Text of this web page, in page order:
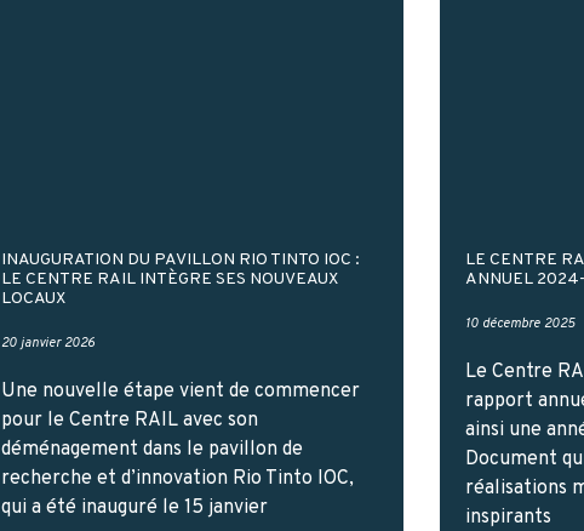
INAUGURATION DU PAVILLON RIO TINTO IOC :
LE CENTRE RAIL INTÈGRE SES NOUVEAUX
LOCAUX
20 janvier 2026
Une nouvelle étape vient de commencer
pour le Centre RAIL avec son
déménagement dans le pavillon de
recherche et d’innovation Rio Tinto IOC,
qui a été inauguré le 15 janvier
LE CENTRE
ANNUEL
10 décembre 2025
Le Centre
rapport
ainsi une
Document
réalisations
inspirants